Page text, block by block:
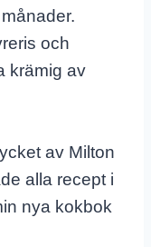
och
krämig av
av Milton
alla recept i
nya kokbok